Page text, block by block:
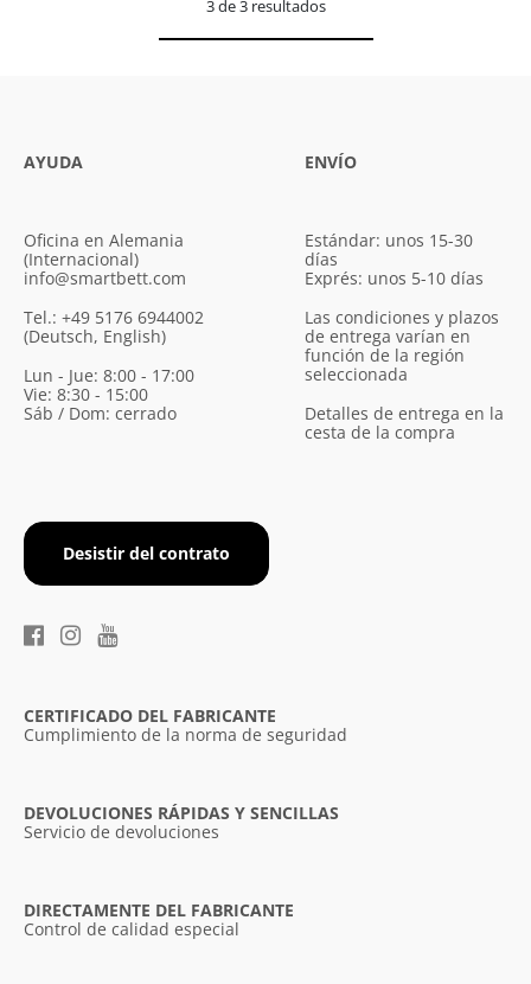
3 de 3 resultados
AYUDA
Oficina en Alemania
(Internacional)
info@smartbett.com
Tel.: +49 5176 6944002
(Deutsch, English)
Lun - Jue: 8:00 - 17:00
Vie: 8:30 - 15:00
Sáb / Dom: cerrado
Desistir del contrato
ENVÍO
Estándar: unos 15-30
días
Exprés: unos 5-10 días
Las condiciones y plazos
de entrega varían en
función de la región
seleccionada
Detalles de entrega en la
cesta de la compra
CERTIFICADO DEL FABRICANTE
Cumplimiento de la norma de seguridad
DEVOLUCIONES RÁPIDAS Y SENCILLAS
Servicio de devoluciones
DIRECTAMENTE DEL FABRICANTE
Control de calidad especial